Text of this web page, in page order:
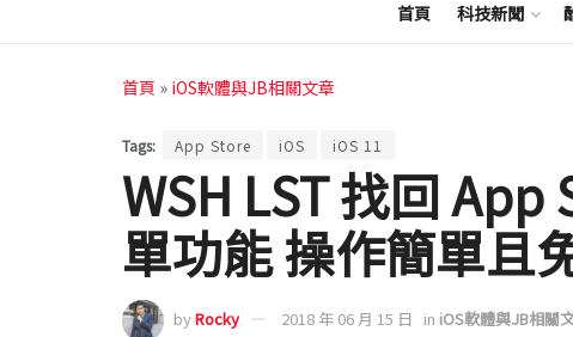
首頁 科技新聞
首頁 » iOS軟體與JB相關文章
Tags: App Store iOS iOS 11
WSH LST 找回
單功能 操作簡單且
byRocky 2018 年 06 月 15 日 in iOS軟體與JB相關